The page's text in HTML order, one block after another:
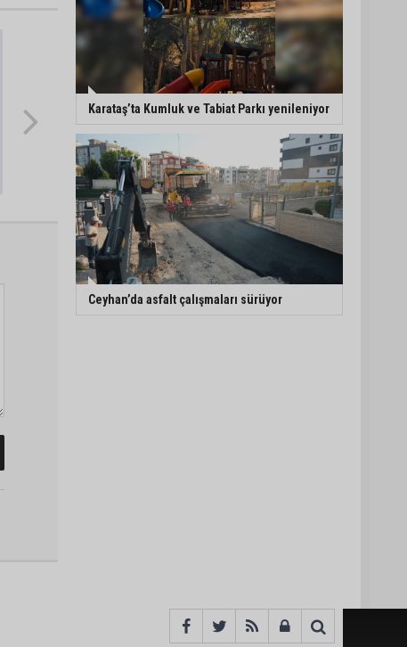
Karataş’ta Kumluk ve Tabiat Parkı yenileniyor
Ceyhan’da asfalt çalışmaları sürüyor